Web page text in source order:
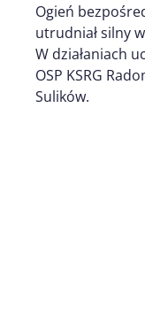
Ogień
utrudniał silny
W działaniach
OSP KSRG
Sulików.